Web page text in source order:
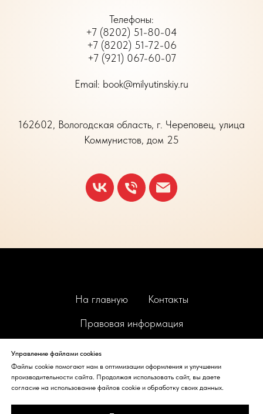
Телефоны:
+7 (8202) 51-80-04
+7 (8202) 51-72-06
+7 (921) 067-60-07
Email: book@milyutinskiy.ru
162602, Вологодская область, г. Череповец, улица
Коммунистов, дом 25
Управление файлами cookies
Файлы cookie помогают нам в оптимизации оформления и улучшении
производительности сайта. Продолжая использовать сайт, вы даете
согласие на использование файлов cookie и обработку своих данных.
На главную
Контакты
Правовая информация